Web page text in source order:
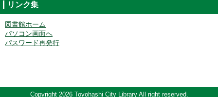
リンク集
図書館ホーム
パソコン画面へ
パスワード再発行
Copyright 2026 Toyohashi City Library All right reserved.